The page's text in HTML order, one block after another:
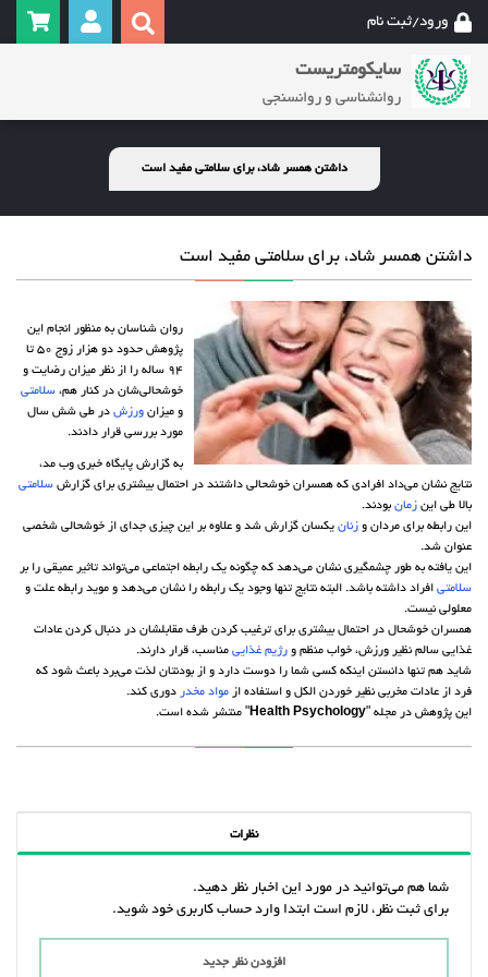
ورود/ثبت نام
سایکومتریست
روانشناسی و روانسنجی
داشتن همسر شاد، برای سلامتی مفید است
داشتن همسر شاد، برای سلامتی مفید است
روان شناسان به منظور انجام این
پژوهش حدود دو هزار زوج 50 تا
94 ساله را از نظر میزان رضایت و
خوشحالی‌شان در کنار هم، سلامتی
و میزان ورزش در طی شش سال
مورد بررسی قرار دادند.
به گزارش پایگاه خبری وب مد،
نتایج نشان می‌داد افرادی که همسران خوشحالی داشتند در احتمال بیشتری برای گزارش سلامتی
بالا طی این زمان بودند.
این رابطه برای مردان و زنان یکسان گزارش شد و علاوه بر این چیزی جدای از خوشحالی شخصی
عنوان شد.
این یافته به طور چشمگیری نشان می‌دهد که چگونه یک رابطه اجتماعی می‌تواند تاثیر عمیقی را بر
سلامتی افراد داشته باشد. البته نتایج تنها وجود یک رابطه را نشان می‌دهد و موید رابطه علت و
معلولی نیست.
همسران خوشحال در احتمال بیشتری برای ترغیب کردن طرف مقابلشان در دنبال کردن عادات
غذایی سالم نظیر ورزش، خواب منظم و رژیم غذایی مناسب، قرار دارند.
شاید هم تنها دانستن اینکه کسی شما را دوست دارد و از بودنتان لذت می‌برد باعث شود که
فرد از عادات مخربی نظیر خوردن الکل و استفاده از مواد مخدر دوری کند.
این پژوهش در مجله "Health Psychology" منتشر شده است.
نظرات
شما هم می‌توانید در مورد این اخبار نظر دهید.
برای ثبت نظر، لازم است ابتدا وارد حساب کاربری خود شوید.
افزودن نظر جدید